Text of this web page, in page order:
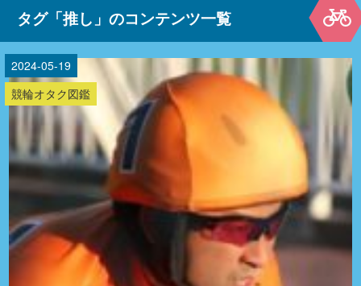
タグ「推し」のコンテンツ一覧
2024-05-19
競輪オタク図鑑